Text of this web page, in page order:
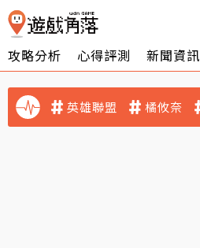
攻略分析 心得評測 新聞資訊
英雄聯盟 橘攸奈